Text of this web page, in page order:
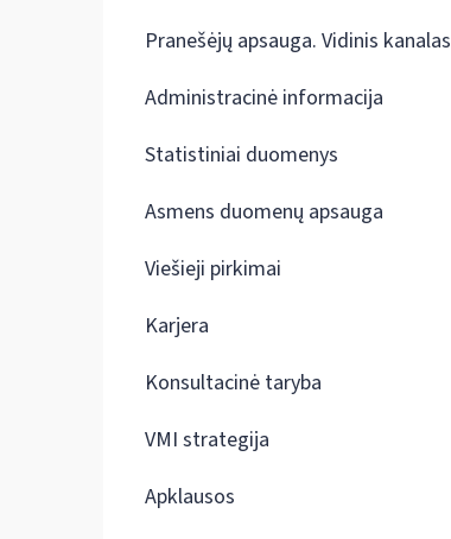
Pranešėjų apsauga. Vidinis kanalas
Administracinė informacija
Statistiniai duomenys
Asmens duomenų apsauga
Viešieji pirkimai
Karjera
Konsultacinė taryba
VMI strategija
Apklausos